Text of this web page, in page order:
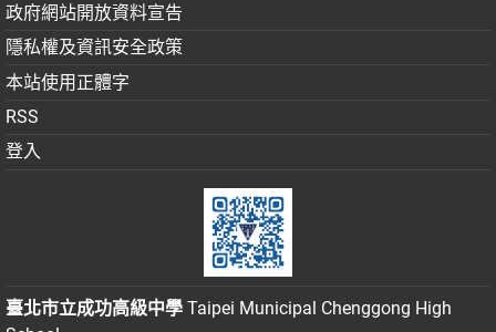
政府網站開放資料宣告
隱私權及資訊安全政策
本站使用正體字
RSS
登入
臺北市立成功高級中學 Taipei Municipal Chenggong High